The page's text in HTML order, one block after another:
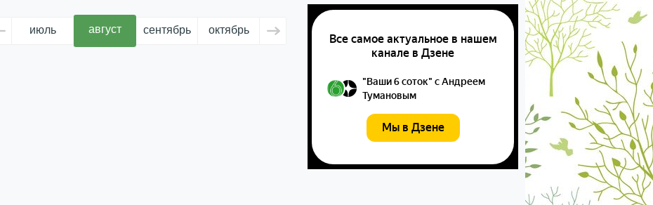
июль август сентябрь октябрь ноябрь март апрель